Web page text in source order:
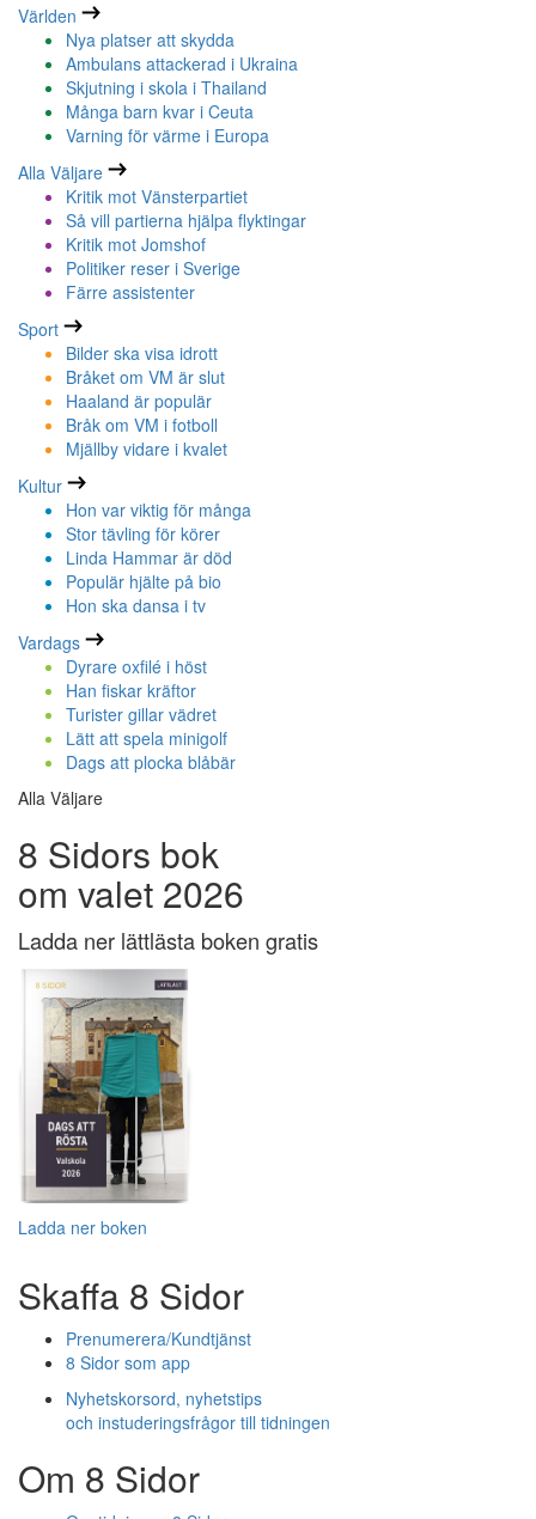
Världen
Nya platser att skydda
Ambulans attackerad i Ukraina
Skjutning i skola i Thailand
Många barn kvar i Ceuta
Varning för värme i Europa
Alla Väljare
Kritik mot Vänsterpartiet
Så vill partierna hjälpa flyktingar
Kritik mot Jomshof
Politiker reser i Sverige
Färre assistenter
Sport
Bilder ska visa idrott
Bråket om VM är slut
Haaland är populär
Bråk om VM i fotboll
Mjällby vidare i kvalet
Kultur
Hon var viktig för många
Stor tävling för körer
Linda Hammar är död
Populär hjälte på bio
Hon ska dansa i tv
Vardags
Dyrare oxfilé i höst
Han fiskar kräftor
Turister gillar vädret
Lätt att spela minigolf
Dags att plocka blåbär
Alla Väljare
8 Sidors bok
om valet 2026
Ladda ner lättlästa boken gratis
Ladda ner boken
Skaffa 8 Sidor
Prenumerera/Kundtjänst
8 Sidor som app
Nyhetskorsord, nyhetstips
och instuderingsfrågor till tidningen
Om 8 Sidor